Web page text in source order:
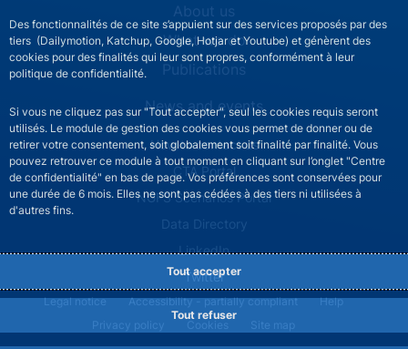
Des fonctionnalités de ce site s’appuient sur des services proposés par des
tiers (Dailymotion, Katchup, Google, Hotjar et Youtube) et génèrent des
cookies pour des finalités qui leur sont propres, conformément à leur
politique de confidentialité.
Si vous ne cliquez pas sur "Tout accepter", seul les cookies requis seront
utilisés. Le module de gestion des cookies vous permet de donner ou de
retirer votre consentement, soit globalement soit finalité par finalité. Vous
pouvez retrouver ce module à tout moment en cliquant sur l’onglet "Centre
de confidentialité" en bas de page. Vos préférences sont conservées pour
une durée de 6 mois. Elles ne sont pas cédées à des tiers ni utilisées à
d'autres fins.
Tout accepter
Tout refuser
About us
What we do
Publications
News and events
NGFS footer secondary menu
How to contact us
CTA Portal
NGFS Scenarios Portal
Data Directory
LinkedIn
Twitter
NGFS footer legal notice menu
Legal notice Accessibility - partially compliant
Help
Privacy policy
Cookies Site map